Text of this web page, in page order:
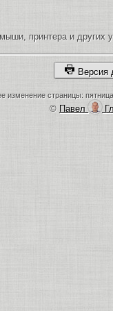
принтера и других
Версия
изменение страницы:
© Павел